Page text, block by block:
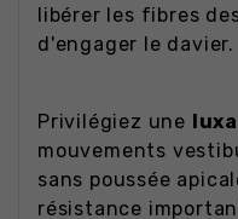
libérer les fibres
d'engager le davier.
Privilégiez une
mouvements
sans poussée
résistance